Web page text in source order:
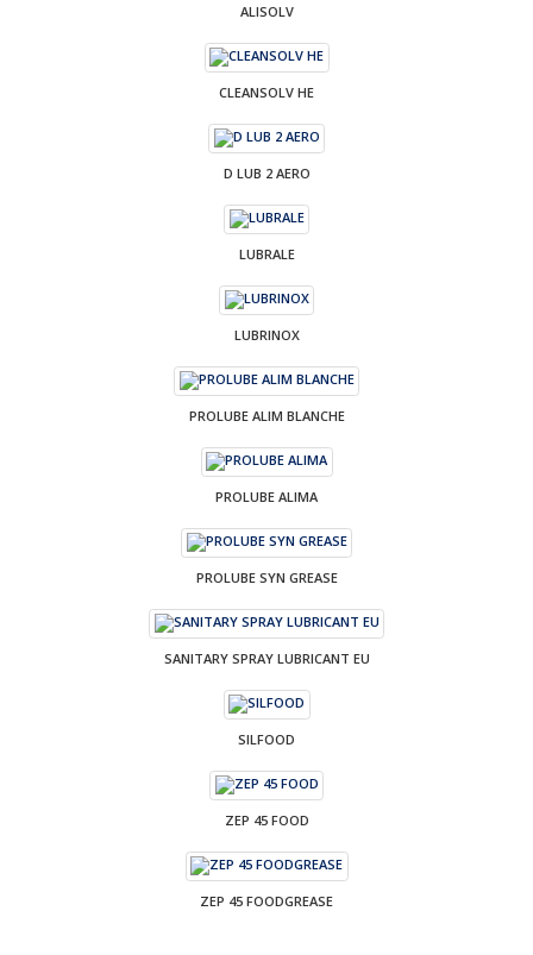
ALISOLV
CLEANSOLV HE
D LUB 2 AERO
LUBRALE
LUBRINOX
PROLUBE ALIM BLANCHE
PROLUBE ALIMA
PROLUBE SYN GREASE
SANITARY SPRAY LUBRICANT EU
SILFOOD
ZEP 45 FOOD
ZEP 45 FOODGREASE